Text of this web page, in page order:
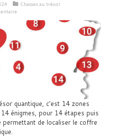
Chasses au trésor
quantique, c'est 14 zones
énigmes, pour 14 étapes puis
permettant de localiser le coffre